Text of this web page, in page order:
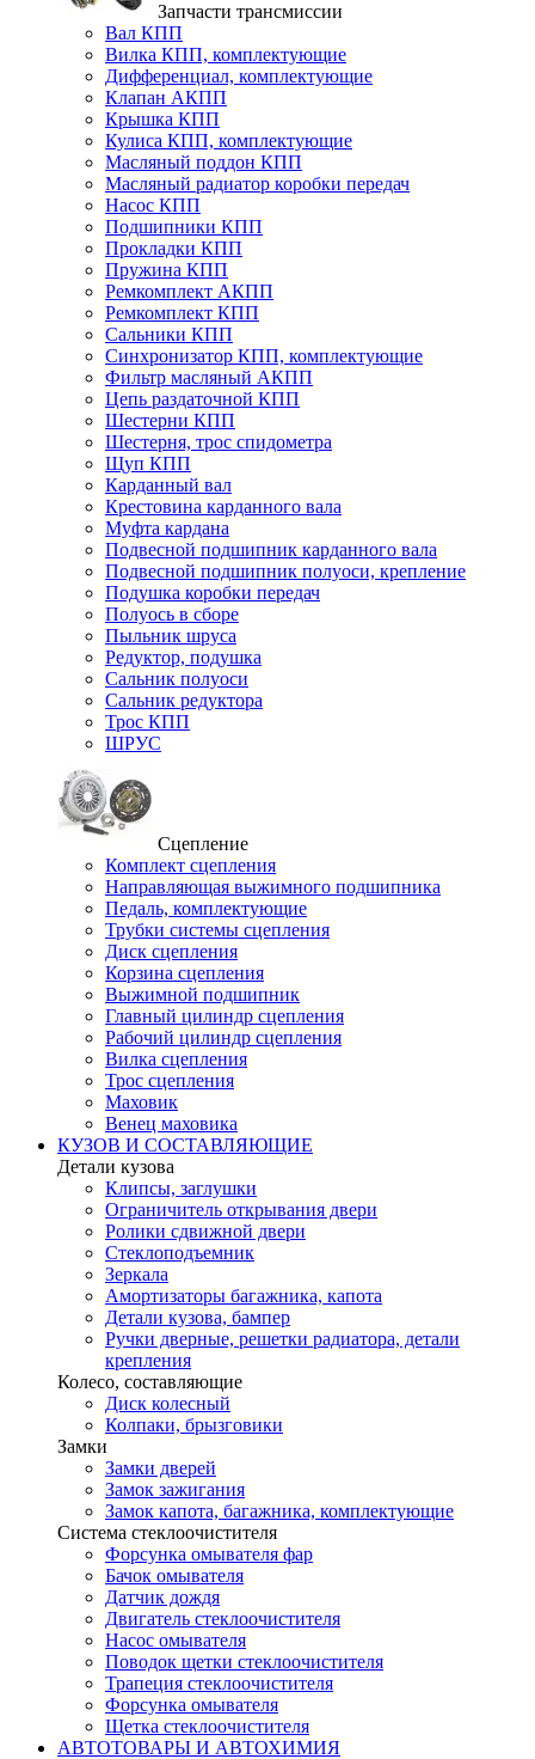
Запчасти трансмиссии
Вал КПП
Вилка КПП, комплектующие
Дифференциал, комплектующие
Клапан АКПП
Крышка КПП
Кулиса КПП, комплектующие
Масляный поддон КПП
Масляный радиатор коробки передач
Насос КПП
Подшипники КПП
Прокладки КПП
Пружина КПП
Ремкомплект АКПП
Ремкомплект КПП
Сальники КПП
Синхронизатор КПП, комплектующие
Фильтр масляный АКПП
Цепь раздаточной КПП
Шестерни КПП
Шестерня, трос спидометра
Щуп КПП
Карданный вал
Крестовина карданного вала
Муфта кардана
Подвесной подшипник карданного вала
Подвесной подшипник полуоси, крепление
Подушка коробки передач
Полуось в сборе
Пыльник шруса
Редуктор, подушка
Сальник полуоси
Сальник редуктора
Трос КПП
ШРУС
Сцепление
Комплект сцепления
Направляющая выжимного подшипника
Педаль, комплектующие
Трубки системы сцепления
Диск сцепления
Корзина сцепления
Выжимной подшипник
Главный цилиндр сцепления
Рабочий цилиндр сцепления
Вилка сцепления
Трос сцепления
Маховик
Венец маховика
КУЗОВ И СОСТАВЛЯЮЩИЕ
Детали кузова
Клипсы, заглушки
Ограничитель открывания двери
Ролики сдвижной двери
Стеклоподъемник
Зеркала
Амортизаторы багажника, капота
Детали кузова, бампер
Ручки дверные, решетки радиатора, детали
крепления
Колесо, составляющие
Диск колесный
Колпаки, брызговики
Замки
Замки дверей
Замок зажигания
Замок капота, багажника, комплектующие
Система стеклоочистителя
Форсунка омывателя фар
Бачок омывателя
Датчик дождя
Двигатель стеклоочистителя
Насос омывателя
Поводок щетки стеклоочистителя
Трапеция стеклоочистителя
Форсунка омывателя
Щетка стеклоочистителя
АВТОТОВАРЫ И АВТОХИМИЯ